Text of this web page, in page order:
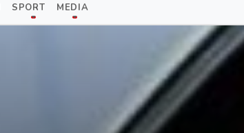
SPORT MEDIA